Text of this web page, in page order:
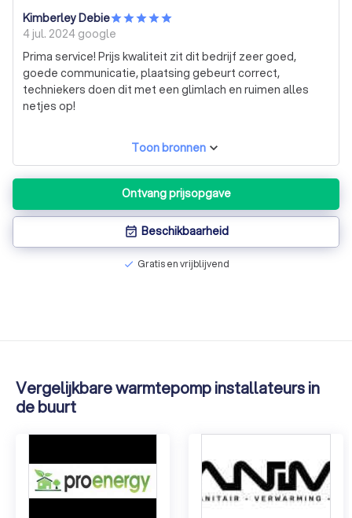
kwam hij af, maar was hij zeer onvriendelijk. Een paar
dagen geleden was er weer iets mis, dus bellen we voor
een afspraak. Na 10 dagen niets horen, krijgen we plots 's
avonds laat (21u30) een sms om de volgende ochtend af
te komen ... Wij hebben dus beslist met een andere firma
samen te werken.
Kimberley Debie
4 jul. 2024 google
Prima service! Prijs kwaliteit zit dit bedrijf zeer goed,
goede communicatie, plaatsing gebeurt correct,
techniekers doen dit met een glimlach en ruimen alles
netjes op!
Toon bronnen
Ontvang prijsopgave
event_available Beschikbaarheid
check Gratis en vrijblijvend
Vergelijkbare warmtepomp installateurs in
de buurt